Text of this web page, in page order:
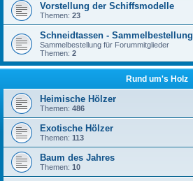
Vorstellung der Schiffsmodelle
Themen: 23
Schneidtassen - Sammelbestellung
Sammelbestellung für Forummitglieder
Themen: 2
Rund um's Holz
Heimische Hölzer
Themen: 486
Exotische Hölzer
Themen: 113
Baum des Jahres
Themen: 10